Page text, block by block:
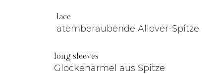
lace
atemberaubende Allover-Spitze
long sleeves
Glockenärmel aus Spitze